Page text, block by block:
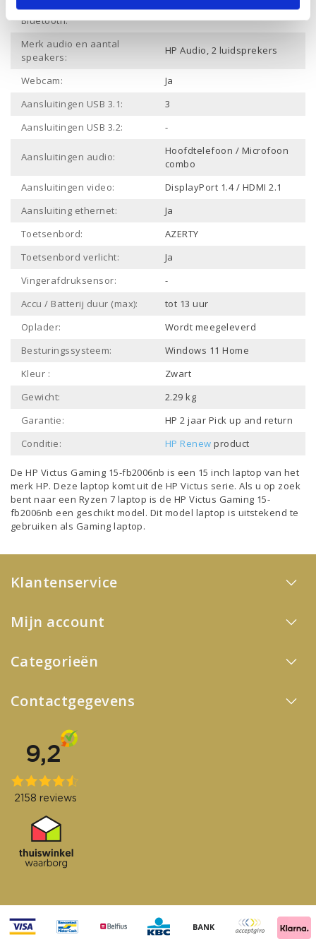
Draadloze verbinding
Bluetooth:
Ja
Merk audio en aantal
speakers:
HP Audio, 2 luidsprekers
Webcam:
Ja
Aansluitingen USB 3.1:
3
Aansluitingen USB 3.2:
-
Aansluitingen audio:
Hoofdtelefoon / Microfoon
combo
Aansluitingen video:
DisplayPort 1.4 / HDMI 2.1
Aansluiting ethernet:
Ja
Toetsenbord:
AZERTY
Toetsenbord verlicht:
Ja
Vingerafdruksensor:
-
Accu / Batterij duur (max):
tot 13 uur
Oplader:
Wordt meegeleverd
Besturingssysteem:
Windows 11 Home
Kleur :
Zwart
Gewicht:
2.29 kg
Garantie:
HP 2 jaar Pick up and return
Conditie:
HP Renew product
De HP Victus Gaming 15-fb2006nb is een 15 inch laptop van het
merkHP. Deze laptop komt uit de HP Victus serie. Als u op zoek
bent naar een Ryzen 7 laptop is de HP Victus Gaming 15-
fb2006nb een geschikt model. Dit model laptop is uitstekend te
gebruiken als Gaming laptop.
Klantenservice
Mijn account
Categorieën
Contactgegevens